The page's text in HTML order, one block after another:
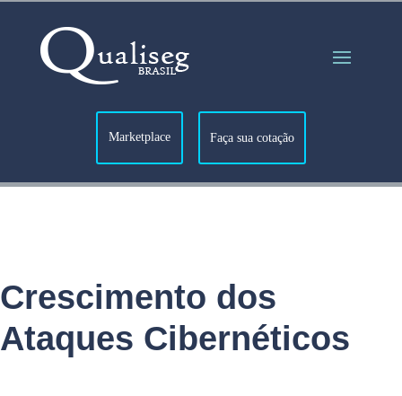
Marketplace Faça sua cotação
Crescimento dos
Ataques Cibernéticos